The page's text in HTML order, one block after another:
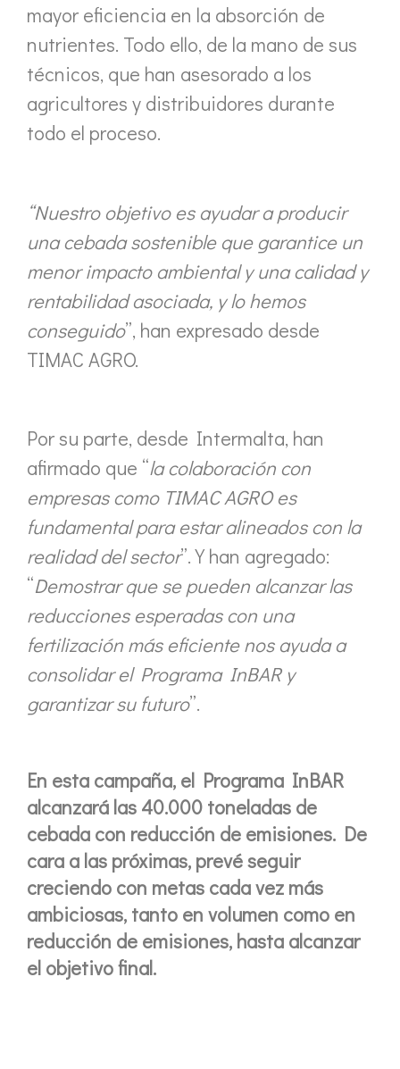
mayor eficiencia en la absorción de
nutrientes. Todo ello, de la mano de sus
técnicos, que han asesorado a los
agricultores y distribuidores durante
todo el proceso.
“Nuestro objetivo es ayudar a producir
una cebada sostenible que garantice un
menor impacto ambiental y una calidad y
rentabilidad asociada, y lo hemos
conseguido”, han expresado desde
TIMAC AGRO.
Por su parte, desde Intermalta, han
afirmado que “la colaboración con
empresas como TIMAC AGRO es
fundamental para estar alineados con la
realidad del sector”. Y han agregado:
“Demostrar que se pueden alcanzar las
reducciones esperadas con una
fertilización más eficiente nos ayuda a
consolidar el Programa InBAR y
garantizar su futuro”.
En esta campaña, el Programa InBAR
alcanzará las 40.000 toneladas de
cebada con reducción de emisiones. De
cara a las próximas, prevé seguir
creciendo con metas cada vez más
ambiciosas, tanto en volumen como en
reducción de emisiones, hasta alcanzar
el objetivo final.